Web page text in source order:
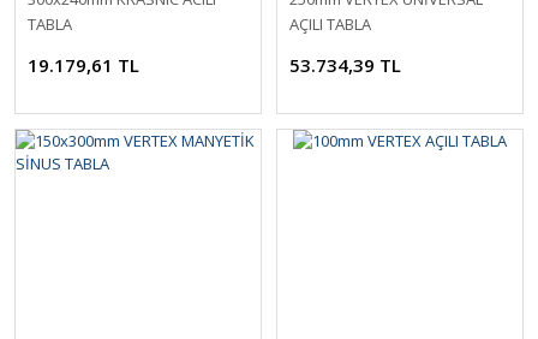
TABLA
19.179,61 TL
AÇILI TABLA
53.734,39 TL